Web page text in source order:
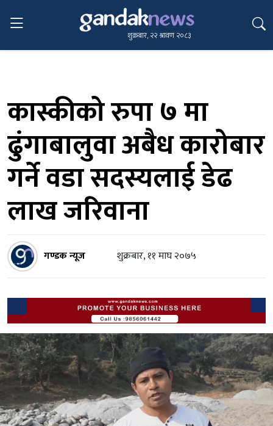
शुक्रबार, २२ श्रावण २०८३
कास्कीको रुपा ७ मा
ढुंगाबालुवा अबैध कारोबार
गर्ने वडा सदस्यलाई डेढ
लाख जरिवाना
गण्डक न्यूज शुक्रबार, ११ माघ २०७५